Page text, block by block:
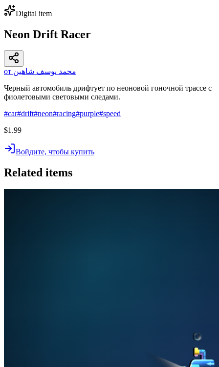
Digital item
Neon Drift Racer
от محمد يوسف شاهين
Черный автомобиль дрифтует по неоновой гоночной трассе с
фиолетовыми световыми следами.
#car#drift#neon#racing#purple#speed
$1.99
Войдите, чтобы купить
Related items